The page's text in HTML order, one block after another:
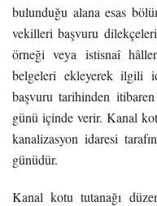
bulunduğu alana esas
vekilleri başvuru
örneği veya istisnaî
belgeleri ekleyerek ilgili
başvuru tarihinden
günü içinde verir. Kanal
kanalizasyon idaresi
günüdür.
Kanal kotu tutanağı